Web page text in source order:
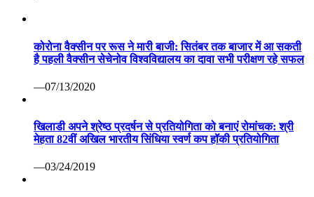
कोरोना वैक्सीन पर रूस ने मारी बाजी: सितंबर तक बाजार में आ सकती
है पहली वैक्सीन सेचेनोव विश्वविद्यालय का दावा सभी परीक्षण रहे सफल
—07/13/2020
खिलाडी अपने श्रेष्ठ प्रदर्षन से प्रतियोगिता को बनाएं रोमांचक: श्री
मेहता 82वीं अखिल भारतीय सिंधिया स्वर्ण कप हॉकी प्रतियोगिता
—03/24/2019